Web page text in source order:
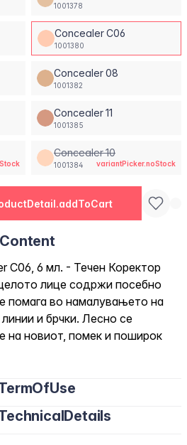
1001378
Concealer C06
1001380
Concealer 08
1001382
Concealer 11
1001385
Concealer 10
1001384 variantPicker.noStock
C06, 6 мл. - Течен Коректор
лице содржи посебно
помага во намалувањето на
и брчки. Лесно се
на новиот, помек и поширок